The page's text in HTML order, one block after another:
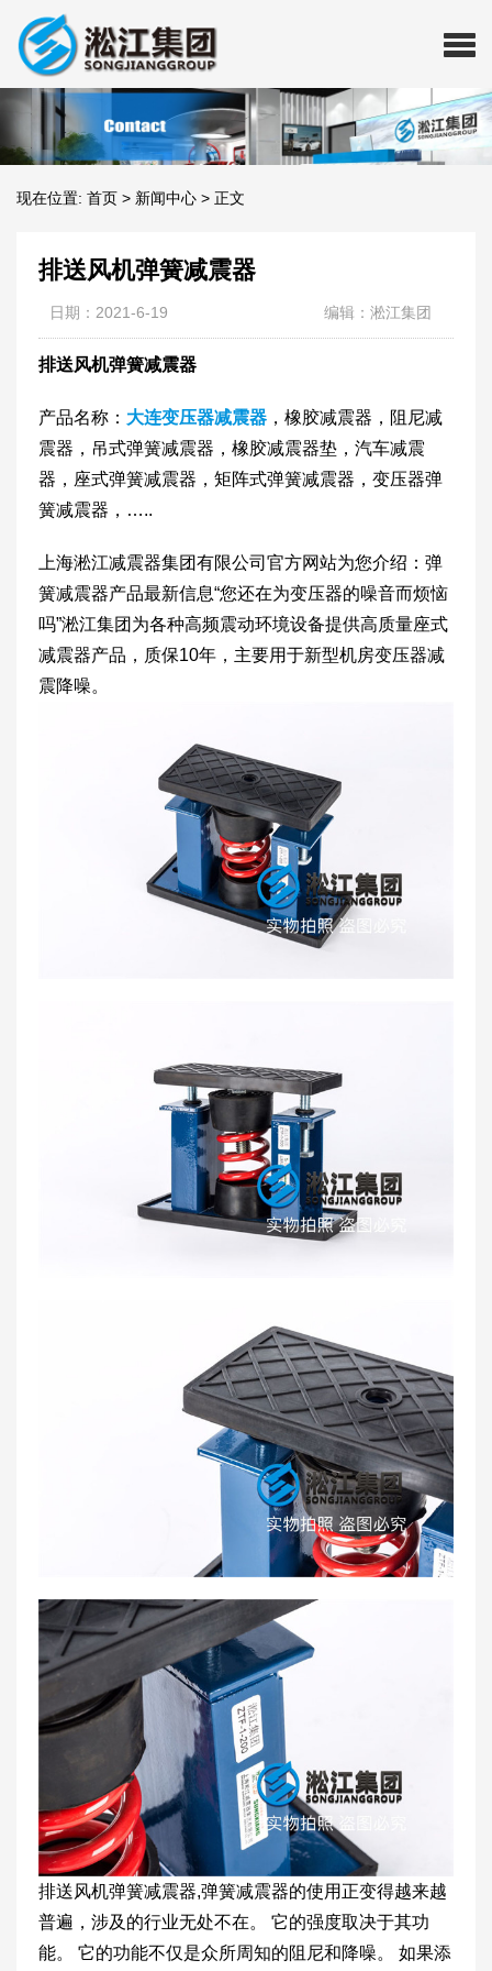
现在位置: 首页 > 新闻中心 > 正文
排送风机弹簧减震器
日期：2021-6-19 编辑：淞江集团
排送风机弹簧减震器
产品名称： 大连变压器减震器 ，橡胶减震器，阻尼减
震器，吊式弹簧减震器，橡胶减震器垫，汽车减震
器，座式弹簧减震器，矩阵式弹簧减震器，变压器弹
簧减震器，…..
上海淞江减震器集团有限公司官方网站为您介绍：弹
簧减震器产品最新信息“您还在为变压器的噪音而烦恼
吗”淞江集团为各种高频震动环境设备提供高质量座式
减震器产品，质保10年，主要用于新型机房变压器减
震降噪。
排送风机弹簧减震器,弹簧减震器的使用正变得越来越
普遍，涉及的行业无处不在。 它的强度取决于其功
能。 它的功能不仅是众所周知的阻尼和降噪。 如果添